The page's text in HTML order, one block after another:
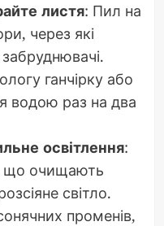
листя: Пил на
через які
ганчірку або
водою раз на два
освітлення:
що очищають
світло.
променів,